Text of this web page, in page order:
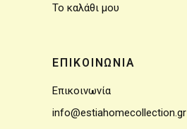
Το καλάθι μου
ΕΠΙΚΟΙΝΩΝΙΑ
Επικοινωνία
info@estiahomecollection.gr